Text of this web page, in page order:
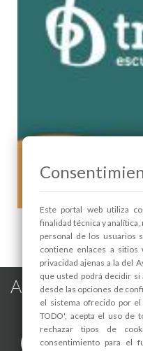
AUDICIONES FIN
Alhama de
Este portal web utiliza
finalidad técnica y
personal de los usuarios
contiene enlaces a
privacidad ajenas a la del
que usted podrá decidir si
desde las opciones de
el sistema ofrecido por el
TODO', acepta el uso de
rechazar tipos de
consentimiento para el